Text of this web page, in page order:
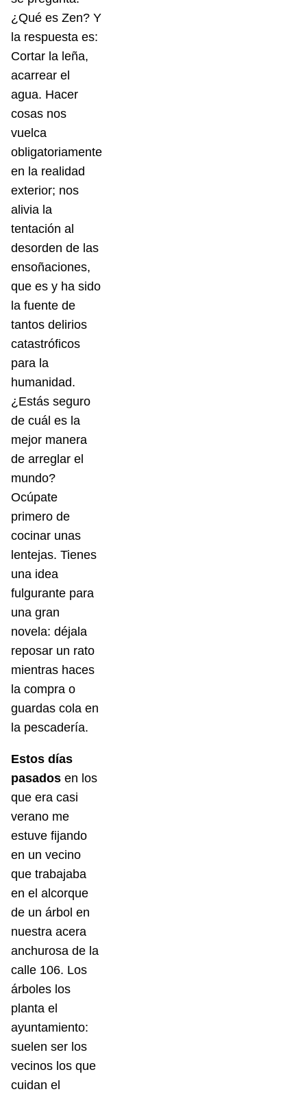
¿Qué es Zen? Y
la respuesta es:
Cortar la leña,
acarrear el
agua. Hacer
cosas nos
vuelca
obligatoriamente
en la realidad
exterior; nos
alivia la
tentación al
desorden de las
ensoñaciones,
que es y ha sido
la fuente de
tantos delirios
catastróficos
para la
humanidad.
¿Estás seguro
de cuál es la
mejor manera
de arreglar el
mundo?
Ocúpate
primero de
cocinar unas
lentejas. Tienes
una idea
fulgurante para
una gran
novela: déjala
reposar un rato
mientras haces
la compra o
guardas cola en
la pescadería.
Estos días
pasados en los
que era casi
verano me
estuve fijando
en un vecino
que trabajaba
en el alcorque
de un árbol en
nuestra acera
anchurosa de la
calle 106. Los
árboles los
planta el
ayuntamiento:
suelen ser los
vecinos los que
cuidan el